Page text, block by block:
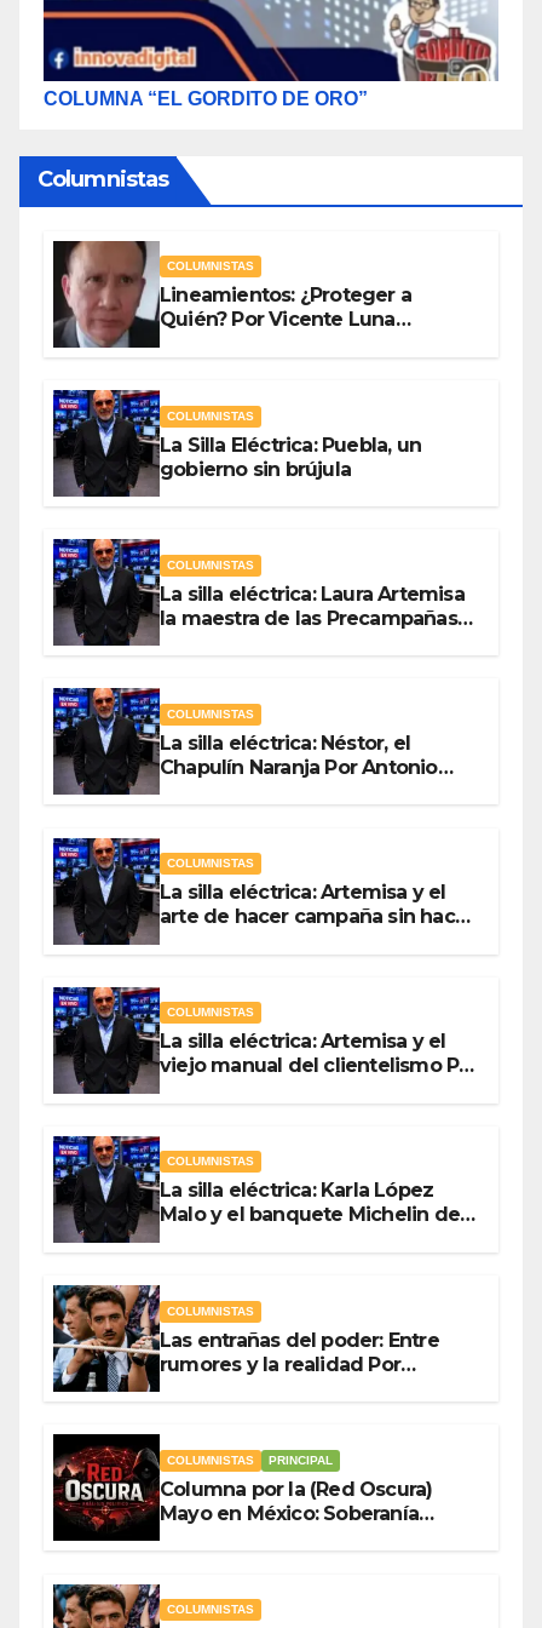
COLUMNA “EL GORDITO DE ORO”
Columnistas
COLUMNISTAS
Lineamientos: ¿Proteger a
Quién? Por Vicente Luna
COLUMNISTAS
La Silla Eléctrica: Puebla, un
gobierno sin brújula
COLUMNISTAS
La silla eléctrica: Laura Artemisa
la maestra de las Precampañas
COLUMNISTAS
La silla eléctrica: Néstor, el
Chapulín Naranja Por Antonio
COLUMNISTAS
La silla eléctrica: Artemisa y el
arte de hacer campaña sin hacer
COLUMNISTAS
La silla eléctrica: Artemisa y el
viejo manual del clientelismo Por
COLUMNISTAS
La silla eléctrica: Karla López
Malo y el banquete Michelin del
COLUMNISTAS
Las entrañas del poder: Entre
rumores y la realidad Por
COLUMNISTAS PRINCIPAL
Columna por la (Red Oscura)
Mayo en México: Soberanía
COLUMNISTAS